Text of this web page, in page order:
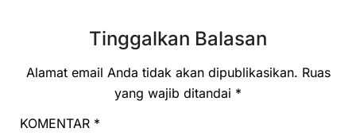
Tinggalkan Balasan
Alamat email Anda tidak akan dipublikasikan. Ruas
yang wajib ditandai *
KOMENTAR *